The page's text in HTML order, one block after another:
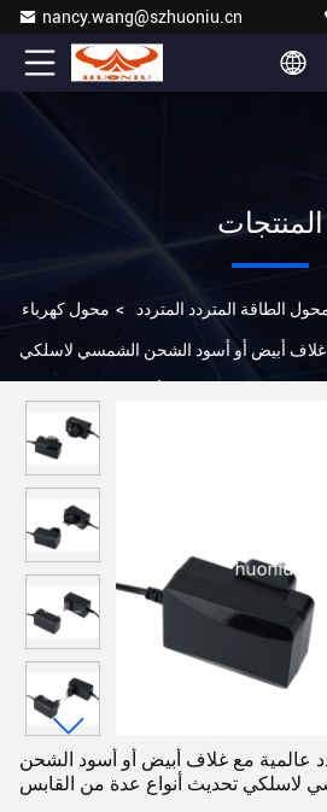
nancy.wang@szhuoniu.cn
المنتجات
الطاقة المتردد المتردد > محول كهرباء
غلاف أبيض أو أسود الشحن الشمسي لاسلكي
عالمية مع غلاف أبيض أو أسود الشحن
لاسلكي تحديث أنواع عدة من القابس